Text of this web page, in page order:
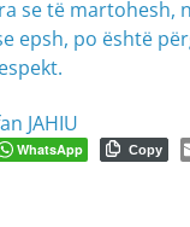
se të martohesh,
epsh, po është
JAHIU
WhatsApp Copy